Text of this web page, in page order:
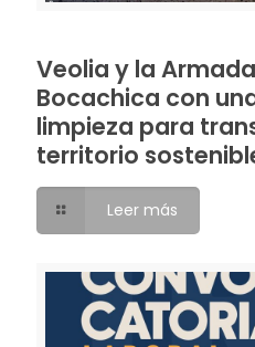
Veolia y la
Bocachica con
limpieza para
territorio
Leer más